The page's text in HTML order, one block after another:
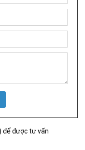
để được tư vấn